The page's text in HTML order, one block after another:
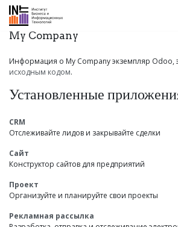
My Company
Информация о My Company экземпляр Odoo,
исходным кодом.
Установленные
CRM
Отслеживайте лидов и закрывайте сделки
Сайт
Конструктор сайтов для предприятий
Проект
Организуйте и планируйте свои проекты
Рекламная рассылка